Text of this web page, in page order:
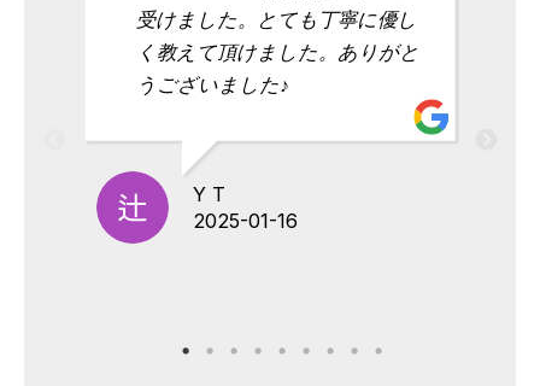
受けました。とても丁寧に優し
く教えて頂けました。ありがと
うございました♪
Y T
2025-01-16